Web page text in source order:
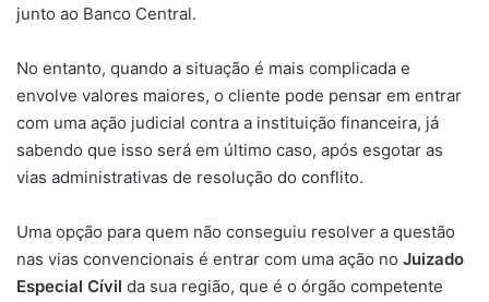
junto ao Banco Central.
No entanto, quando a situação é mais complicada e
envolve valores maiores, o cliente pode pensar em entrar
com uma ação judicial contra a instituição financeira, já
sabendo que isso será em último caso, após esgotar as
vias administrativas de resolução do conflito.
Uma opção para quem não conseguiu resolver a questão
nas vias convencionais é entrar com uma ação no Juizado
Especial Cívil da sua região, que é o órgão competente